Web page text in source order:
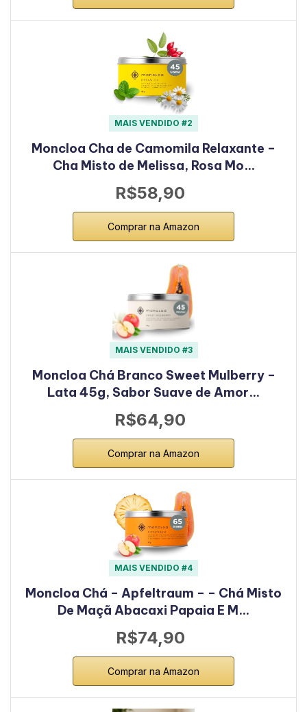
MAIS VENDIDO #2
Moncloa Cha de Camomila Relaxante –
Cha Misto de Melissa, Rosa Mo…
R$58,90
Comprar na Amazon
MAIS VENDIDO #3
Moncloa Chá Branco Sweet Mulberry –
Lata 45g, Sabor Suave de Amor…
R$64,90
Comprar na Amazon
MAIS VENDIDO #4
Moncloa Chá – Apfeltraum – – Chá Misto
De Maçã Abacaxi Papaia E M…
R$74,90
Comprar na Amazon